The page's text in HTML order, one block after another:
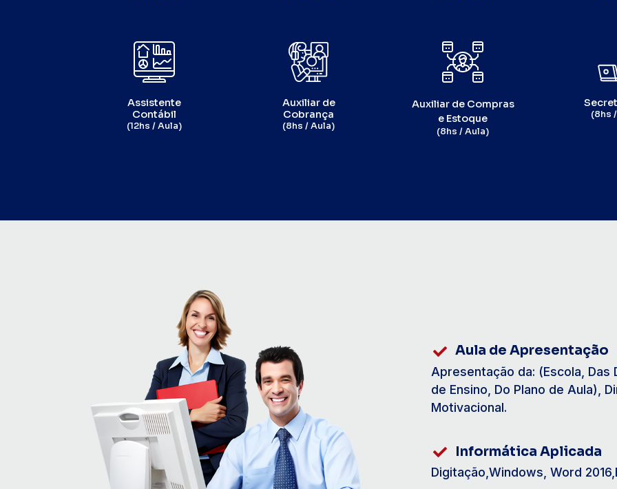
Assistente
Contábil
(12hs / Aula)
Auxiliar de
Cobrança
(8hs / Aula)
Auxiliar de Compras
e Estoque
(8hs / Aula)
(8hs
Aula de Apresentação
Apresentação da: (Escola,
de Ensino, Do Plano de Aula),
Motivacional.
Informática Aplicada
Digitação,Windows, Word